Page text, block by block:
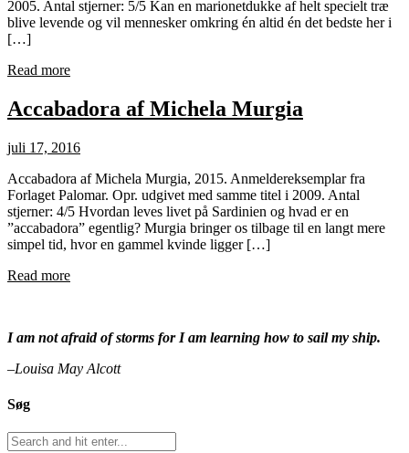
2005. Antal stjerner: 5/5 Kan en marionetdukke af helt specielt træ
blive levende og vil mennesker omkring én altid én det bedste her i
[…]
Read more
Accabadora af Michela Murgia
juli 17, 2016
Accabadora af Michela Murgia, 2015. Anmeldereksemplar fra
Forlaget Palomar. Opr. udgivet med samme titel i 2009. Antal
stjerner: 4/5 Hvordan leves livet på Sardinien og hvad er en
”accabadora” egentlig? Murgia bringer os tilbage til en langt mere
simpel tid, hvor en gammel kvinde ligger […]
Read more
I am not afraid of storms for I am learning how to sail my ship.
–Louisa May Alcott
Søg